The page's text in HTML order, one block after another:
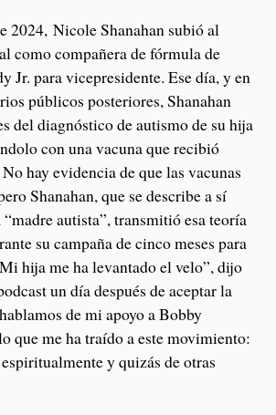
2024, Nicole Shanahan subió al
como compañera de fórmula de
Jr. para vicepresidente. Ese día, y en
públicos posteriores, Shanahan
del diagnóstico de autismo de su hija
con una vacuna que recibió
hay evidencia de que las vacunas
Shanahan, que se describe a sí
autista”, transmitió esa teoría
su campaña de cinco meses para
hija me ha levantado el velo”, dijo
un día después de aceptar la
de mi apoyo a Bobby
que me ha traído a este movimiento:
y quizás de otras